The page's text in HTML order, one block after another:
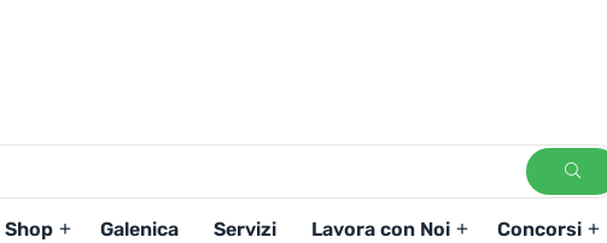
Shop Galenica Servizi Lavora con Noi Concorsi